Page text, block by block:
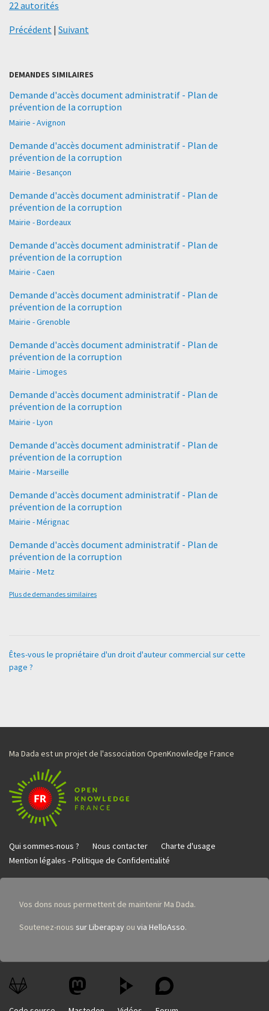
22 autorités
Précédent | Suivant
DEMANDES SIMILAIRES
Demande d'accès document administratif - Plan de
prévention de la corruption
Mairie - Avignon
Demande d'accès document administratif - Plan de
prévention de la corruption
Mairie - Besançon
Demande d'accès document administratif - Plan de
prévention de la corruption
Mairie - Bordeaux
Demande d'accès document administratif - Plan de
prévention de la corruption
Mairie - Caen
Demande d'accès document administratif - Plan de
prévention de la corruption
Mairie - Grenoble
Demande d'accès document administratif - Plan de
prévention de la corruption
Mairie - Limoges
Demande d'accès document administratif - Plan de
prévention de la corruption
Mairie - Lyon
Demande d'accès document administratif - Plan de
prévention de la corruption
Mairie - Marseille
Demande d'accès document administratif - Plan de
prévention de la corruption
Mairie - Mérignac
Demande d'accès document administratif - Plan de
prévention de la corruption
Mairie - Metz
Plus de demandes similaires
Êtes-vous le propriétaire d'un droit d'auteur commercial sur cette
page ?
Ma Dada est un projet de l'association OpenKnowledge France
Qui sommes-nous ? Nous contacter
Charte d'usage
Mention légales - Politique de Confidentialité
Vos dons nous permettent de maintenir Ma Dada.
Soutenez-nous sur Liberapay ou via HelloAsso.